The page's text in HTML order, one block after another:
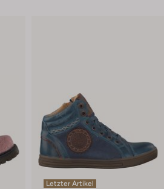
Letzter Artikel